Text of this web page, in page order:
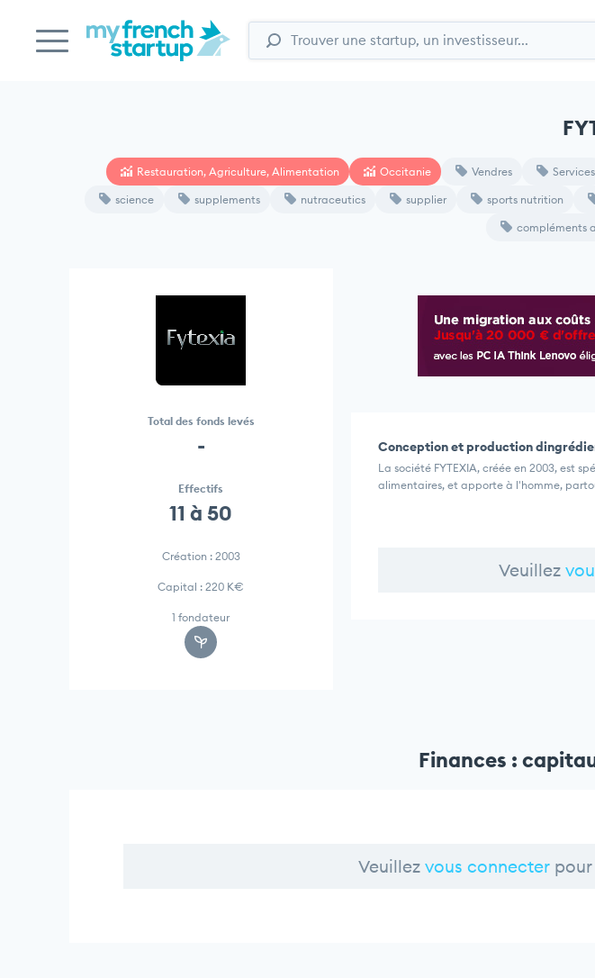
Restauration, Agriculture, Alimentation Occitanie Vendres Services
science supplements nutraceutics supplier sports nutrition
compléments
Total des fonds levés
-
Effectifs
11 à 50
Création : 2003
Capital : 220 K€
1 fondateur
Conception et production
La société FYTEXIA, créée en 2003, est
alimentaires, et apporte à l'homme,
Veuillez
Finances :
Veuillez vous connecter